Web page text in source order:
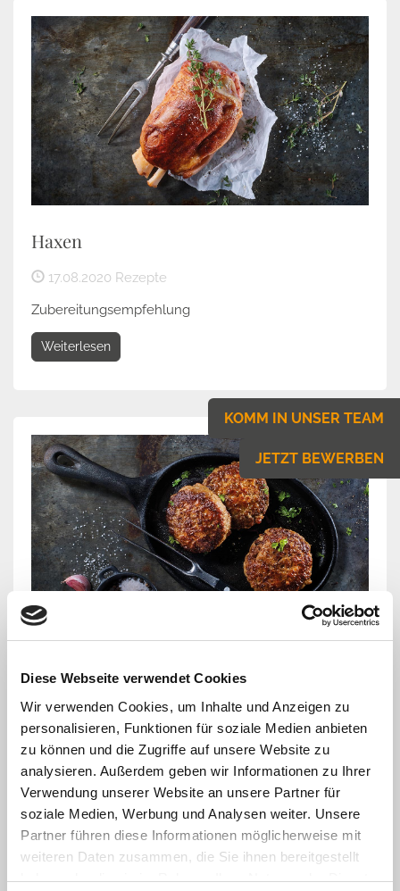
Diese Webseite verwendet Cookies
Wir verwenden Cookies, um Inhalte und Anzeigen zu
personalisieren, Funktionen für soziale Medien anbieten
zu können und die Zugriffe auf unsere Website zu
analysieren. Außerdem geben wir Informationen zu Ihrer
Verwendung unserer Website an unsere Partner für
soziale Medien, Werbung und Analysen weiter. Unsere
Partner führen diese Informationen möglicherweise mit
weiteren Daten zusammen, die Sie ihnen bereitgestellt
haben oder die sie im Rahmen Ihrer Nutzung der Dienste
Haxen
17.08.2020 Rezepte
Zubereitungsempfehlung
Weiterlesen
Zubereitungsempfehlung
Weiterlesen
KOMM IN UNSER TEAM
JETZT BEWERBEN